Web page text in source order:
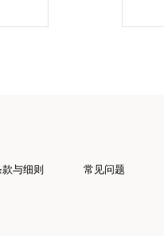
与细则 常见问题